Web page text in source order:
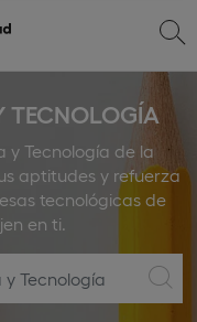
TECNOLOGÍA
y Tecnología de la
aptitudes y refuerza
tecnológicas de
en ti.